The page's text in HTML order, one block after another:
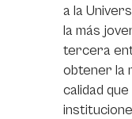
a la
la más
tercera
obtener la
calidad